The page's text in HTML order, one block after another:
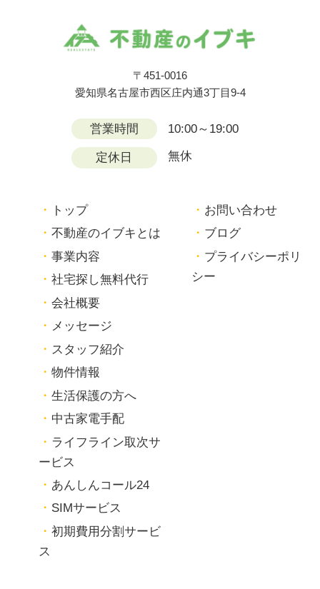
〒451-0016
愛知県名古屋市西区庄内通3丁目9-4
営業時間 10:00～19:00
定休日 無休
トップ
不動産のイブキとは
事業内容
社宅探し無料代行
会社概要
メッセージ
スタッフ紹介
物件情報
生活保護の方へ
中古家電手配
ライフライン取次サ
ービス
あんしんコール24
SIMサービス
初期費用分割サービ
ス
お問い合わせ
ブログ
プライバシーポリ
シー